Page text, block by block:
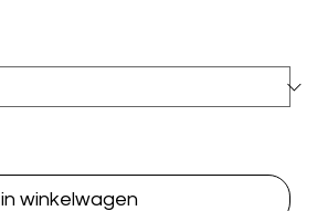
in winkelwagen